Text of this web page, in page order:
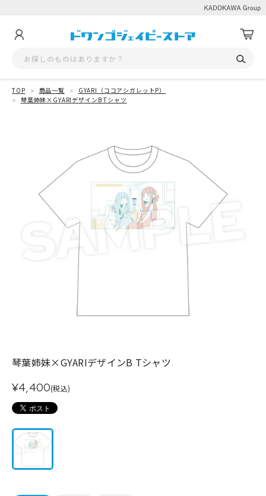
TOP 商品一覧
GYARI（ココアシガレットP）
琴葉姉妹×GYARIデザインB Tシャツ
琴葉姉妹×GYARIデザインB Tシャツ
¥4,400(税込)